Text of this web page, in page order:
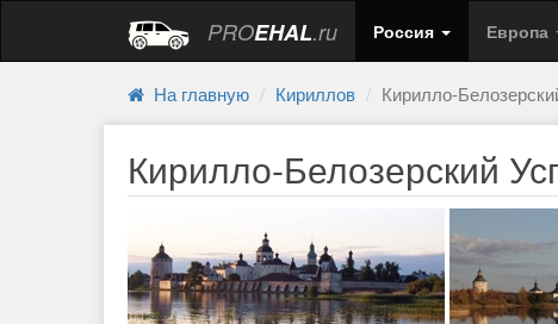
PROEHAL.ru Россия Европа
На главную Кириллов Кирилло-
Кирилло-Белозерский